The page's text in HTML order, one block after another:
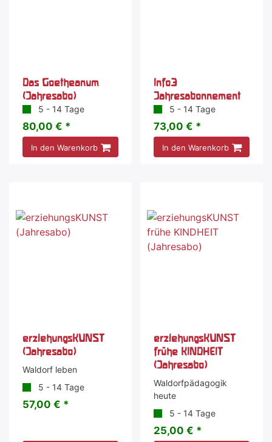
Das Goetheanum
(Jahresabo)
5 - 14 Tage
80,00 € *
In den Warenkorb
Info3
Jahresabonnement
5 - 14 Tage
73,00 € *
In den Warenkorb
erziehungsKUNST
(Jahresabo)
Waldorf leben
5 - 14 Tage
57,00 € *
erziehungsKUNST
frühe KINDHEIT
(Jahresabo)
Waldorfpädagogik
heute
5 - 14 Tage
25,00 € *